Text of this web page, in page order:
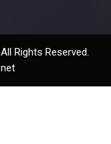
Rights Reserved.